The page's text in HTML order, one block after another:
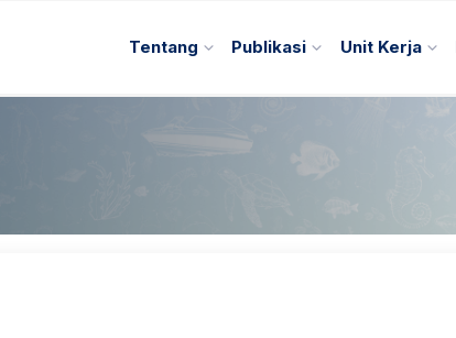
Tentang Publikasi Unit Kerja